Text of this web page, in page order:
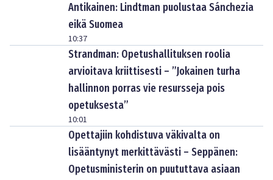
Antikainen: Lindtman puolustaa Sánchezia
eikä Suomea
10:37
Strandman: Opetushallituksen roolia
arvioitava kriittisesti – ”Jokainen turha
hallinnon porras vie resursseja pois
opetuksesta”
10:01
Opettajiin kohdistuva väkivalta on
lisääntynyt merkittävästi – Seppänen:
Opetusministerin on puututtava asiaan